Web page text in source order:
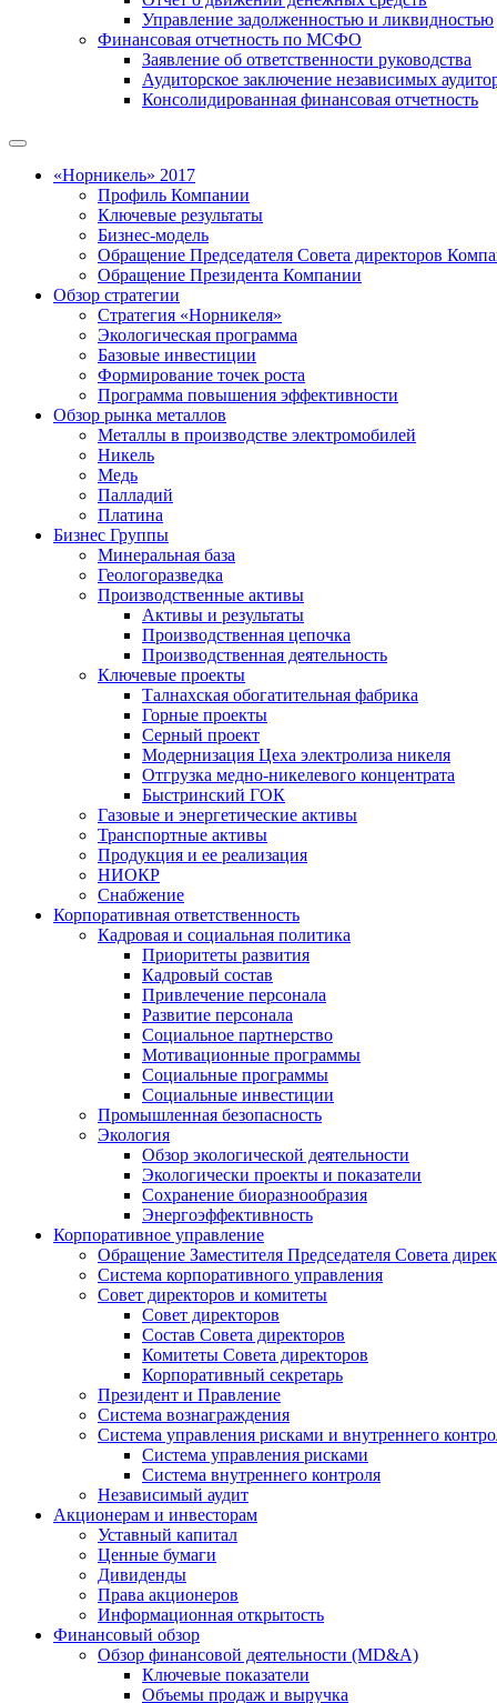
Управление задолженностью и ликвидностью
Финансовая отчетность по МСФО
Заявление об ответственности руководства
Аудиторское заключение независимых
Консолидированная финансовая отчетность
«Норникель» 2017
Профиль Компании
Ключевые результаты
Бизнес-модель
Обращение Председателя Совета директоров
Обращение Президента Компании
Обзор стратегии
Стратегия «Норникеля»
Экологическая программа
Базовые инвестиции
Формирование точек роста
Программа повышения эффективности
Обзор рынка металлов
Металлы в производстве электромобилей
Никель
Медь
Палладий
Платина
Бизнес Группы
Минеральная база
Геологоразведка
Производственные активы
Активы и результаты
Производственная цепочка
Производственная деятельность
Ключевые проекты
Талнахская обогатительная фабрика
Горные проекты
Серный проект
Модернизация Цеха электролиза никеля
Отгрузка медно-никелевого концентрата
Быстринский ГОК
Газовые и энергетические активы
Транспортные активы
Продукция и ее реализация
НИОКР
Снабжение
Корпоративная ответственность
Кадровая и социальная политика
Приоритеты развития
Кадровый состав
Привлечение персонала
Развитие персонала
Социальное партнерство
Мотивационные программы
Социальные программы
Социальные инвестиции
Промышленная безопасность
Экология
Обзор экологической деятельности
Экологически проекты и показатели
Сохранение биоразнообразия
Энергоэффективность
Корпоративное управление
Обращение Заместителя Председателя Совета
Система корпоративного управления
Совет директоров и комитеты
Совет директоров
Состав Совета директоров
Комитеты Совета директоров
Корпоративный секретарь
Президент и Правление
Система вознаграждения
Система управления рисками и внутреннего
Система управления рисками
Система внутреннего контроля
Независимый аудит
Акционерам и инвесторам
Уставный капитал
Ценные бумаги
Дивиденды
Права акционеров
Информационная открытость
Финансовый обзор
Обзор финансовой деятельности (MD&A)
Ключевые показатели
Объемы продаж и выручка